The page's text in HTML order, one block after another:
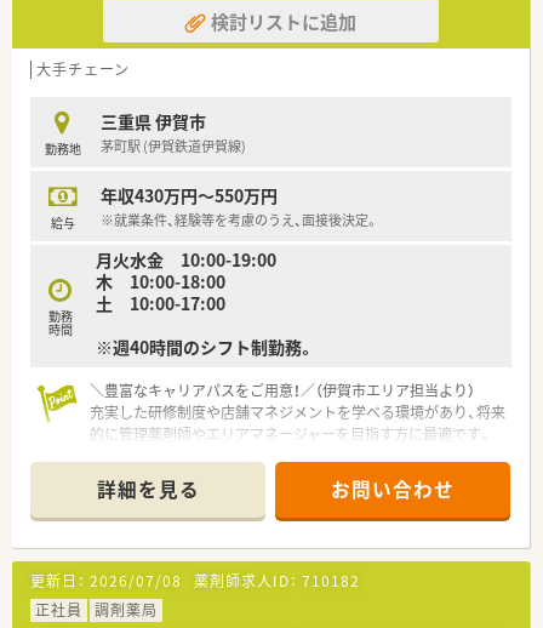
検討リストに追加
大手チェーン
勤務地
三重県 伊賀市
茅町駅 (伊賀鉄道伊賀線)
給与
年収430万円～550万円
※就業条件、経験等を考慮のうえ、面接後決定。
勤務
時間
月火水金 10:00-19:00
木 10:00-18:00
土 10:00-17:00
※週40時間のシフト制勤務。
＼豊富なキャリアパスをご用意！／（伊賀市エリア担当より）
充実した研修制度や店舗マネジメントを学べる環境があり、将来
的に管理薬剤師やエリアマネージャーを目指す方に最適です。
【店舗情報と応需状況について】
■内科や皮膚科および糖尿病内科の処方箋を1日平均50枚から
60枚ほど応需しており幅広い経験が積めます。
■常時3名から4名の薬剤師が配置されているため一人当たりの
負担が少なく落ち着いて業務に取り組めます。
■茅町駅から徒歩6分ほどの立地にあり、通勤に便利なだけでな
く地域住民の皆様に親しまれる店舗環境です。
詳細を見る お問い合わせ
更新日： 2026/07/08 薬剤師求人ID： 710182
正社員
調剤薬局